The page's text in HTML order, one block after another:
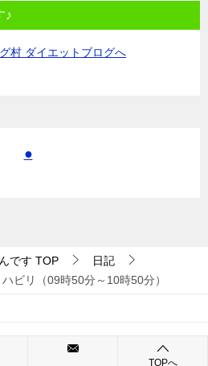
♪
●
です TOP
日記
ビリ（09時50分～10時50分）
です
TOPへ